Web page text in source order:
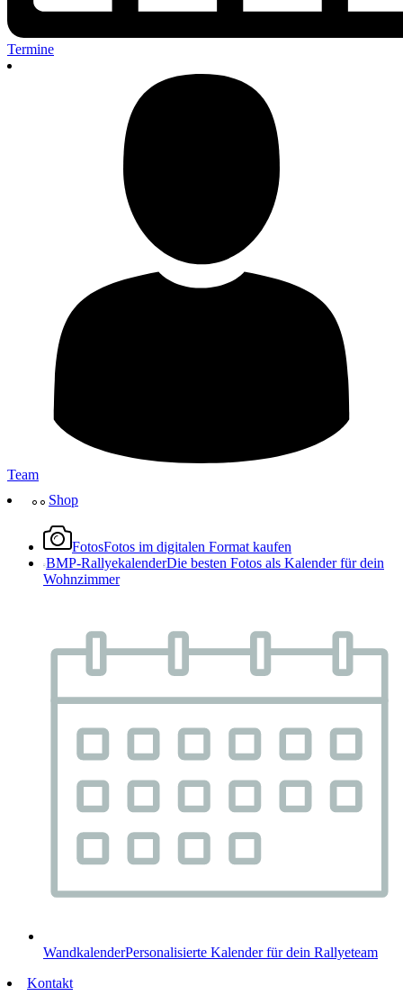
Termine
Team
Shop
FotosFotos im digitalen Format kaufen
BMP-RallyekalenderDie besten Fotos als Kalender für dein
Wohnzimmer
WandkalenderPersonalisierte Kalender für dein Rallyeteam
Kontakt